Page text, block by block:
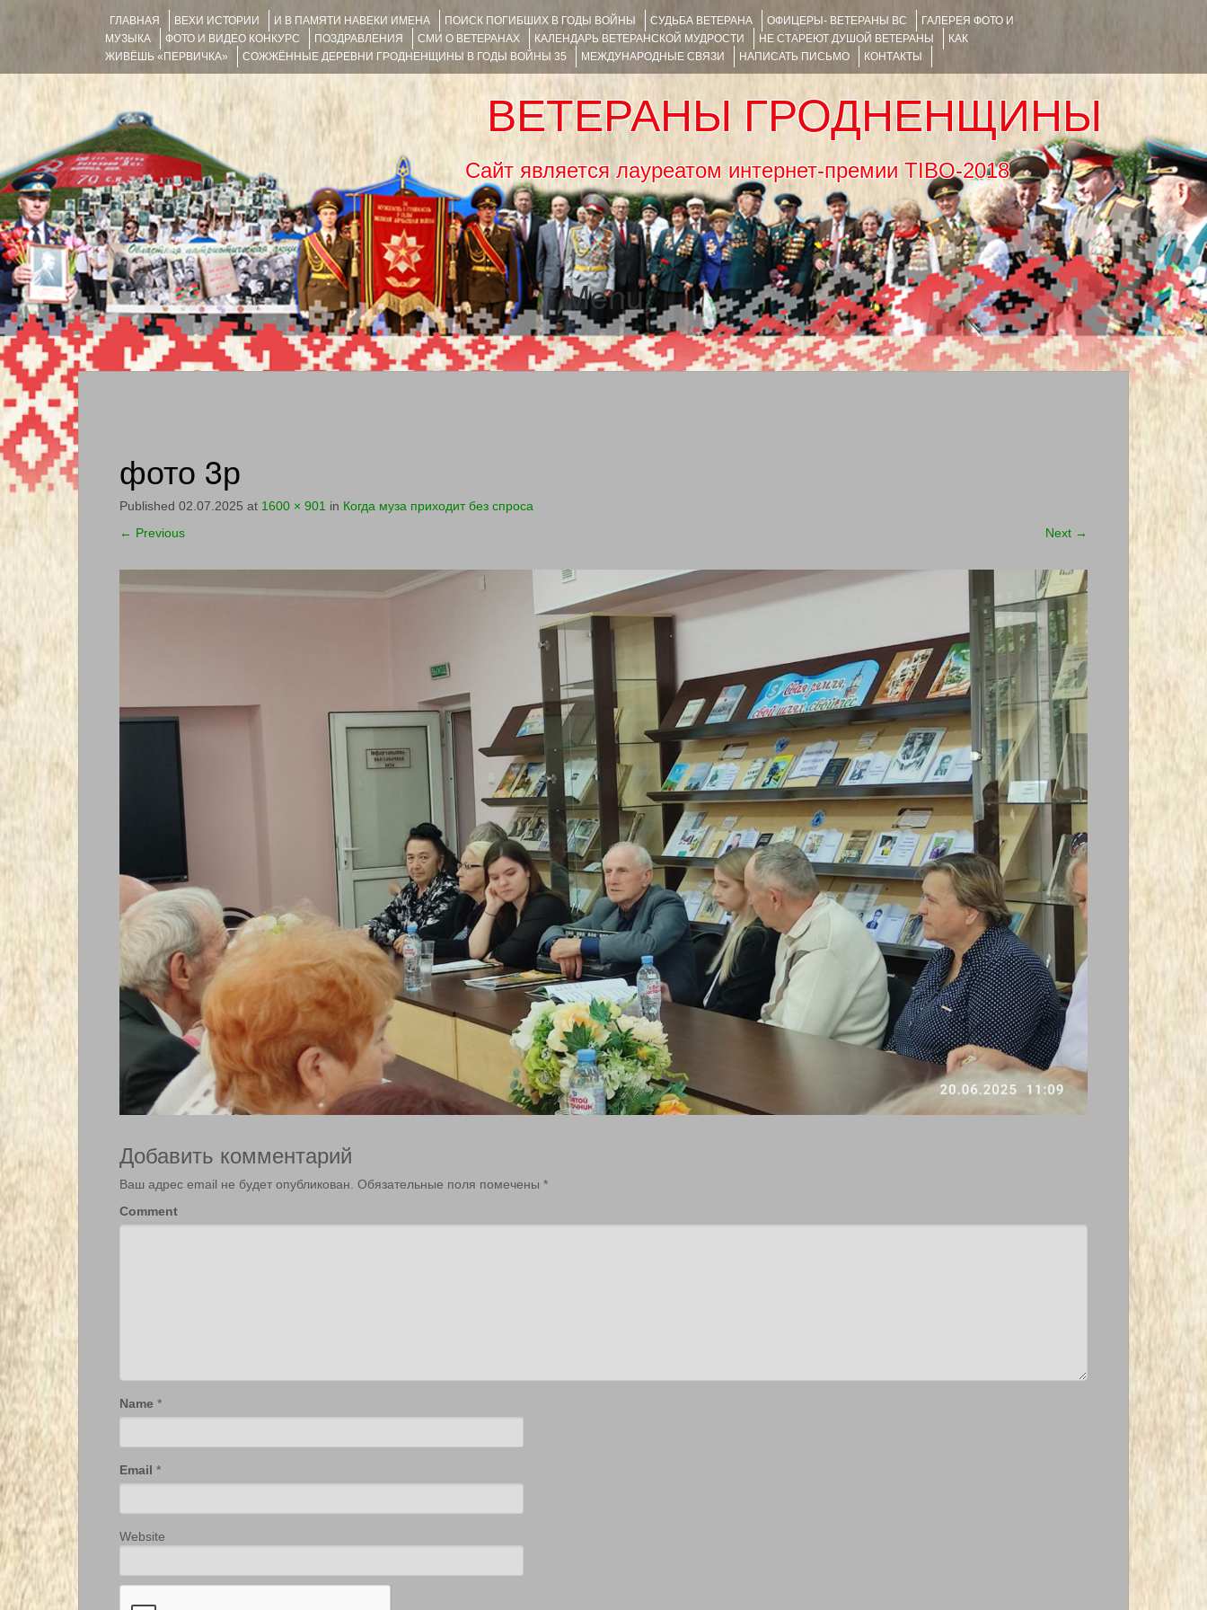
ГЛАВНАЯ ВЕХИ ИСТОРИИ И В ПАМЯТИ НАВЕКИ ИМЕНА ПОИСК ПОГИБШИХ В ГОДЫ ВОЙНЫ СУДЬБА ВЕТЕРАНА ОФИЦЕРЫ- ВЕТЕРАНЫ ВС
ГАЛЕРЕЯ ФОТО И
МУЗЫКА
ФОТО И ВИДЕО КОНКУРС ПОЗДРАВЛЕНИЯ СМИ О ВЕТЕРАНАХ КАЛЕНДАРЬ ВЕТЕРАНСКОЙ МУДРОСТИ НЕ СТАРЕЮТ ДУШОЙ ВЕТЕРАНЫ
КАК
ЖИВЁШЬ «ПЕРВИЧКА»
СОЖЖЁННЫЕ ДЕРЕВНИ ГРОДНЕНЩИНЫ В ГОДЫ ВОЙНЫ 35 МЕЖДУНАРОДНЫЕ СВЯЗИ НАПИСАТЬ ПИСЬМО КОНТАКТЫ
ВЕТЕРАНЫ ГРОДНЕНЩИНЫ
Сайт является лауреатом интернет-премии TIBO-2018
Menu
SKIP TO CONTENT
фото 3р
Published 02.07.2025 at 1600 × 901 in Когда муза приходит без спроса
← Previous Next →
Добавить комментарий
Ваш адрес email не будет опубликован. Обязательные поля помечены *
Comment
Name *
Email *
Website